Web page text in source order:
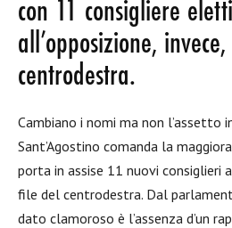
con 11 consigliere
all’opposizione,
centrodestra.
Cambiano i nomi ma non l’assetto
Sant’Agostino comanda la
porta in assise 11 nuovi
file del centrodestra. Dal
dato clamoroso è l’assenza d’un